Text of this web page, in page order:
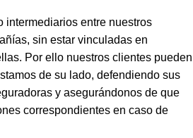
intermediarios entre nuestros
sin estar vinculadas en
Por ello nuestros clientes pueden
de su lado, defendiendo sus
y asegurándonos de que
correspondientes en caso de